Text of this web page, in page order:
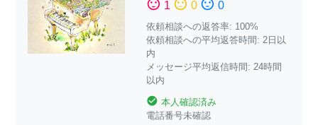
sentiment_satisfied 1 sentiment_neutral 0 sentiment_dissatisfied 0
依頼相談への返答率: 100%
依頼相談への平均返答時間: 2日以
内
メッセージ平均返信時間: 24時間
以内
check_circle 本人確認済み
電話番号未確認